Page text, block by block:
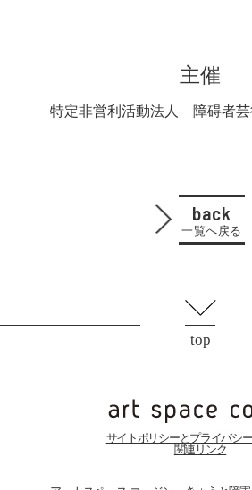
主催
特定非営利活動法人 障碍者
back
一覧へ戻る
top
サイトポリシーとプライバシ
関連リンク